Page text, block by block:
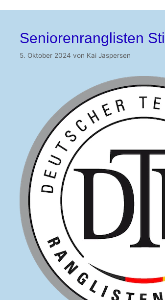
Seniorenranglisten
5. Oktober 2024 von Kai Jaspersen